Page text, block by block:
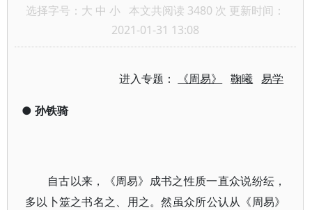
选择字号： 大 中 小 本文共阅读 3480 次 更新时间：
2021-01-31 13:08
进入专题： 《周易》 鞠曦 易学
● 孙铁骑
自古以来，《周易》成书之性质一直众说纷纭，
多以卜筮之书名之、用之。然虽众所公认从《周易》